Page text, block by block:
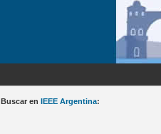
Buscar en IEEE Argentina: